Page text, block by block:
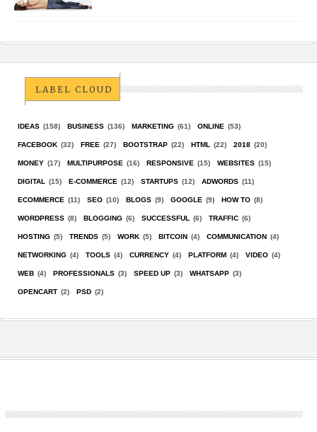
LABEL CLOUD
IDEAS (158) BUSINESS (136) MARKETING (61) ONLINE (53)
FACEBOOK (32) FREE (27) BOOTSTRAP (22) HTML (22) 2018 (20)
MONEY (17) MULTIPURPOSE (16) RESPONSIVE (15) WEBSITES (15)
DIGITAL (15) E-COMMERCE (12) STARTUPS (12) ADWORDS (11)
ECOMMERCE (11) SEO (10) BLOGS (9) GOOGLE (9) HOW TO (8)
WORDPRESS (8) BLOGGING (6) SUCCESSFUL (6) TRAFFIC (6)
HOSTING (5) TRENDS (5) WORK (5) BITCOIN (4) COMMUNICATION (4)
NETWORKING (4) TOOLS (4) CURRENCY (4) PLATFORM (4) VIDEO (4)
WEB (4) PROFESSIONALS (3) SPEED UP (3) WHATSAPP (3)
OPENCART (2) PSD (2)